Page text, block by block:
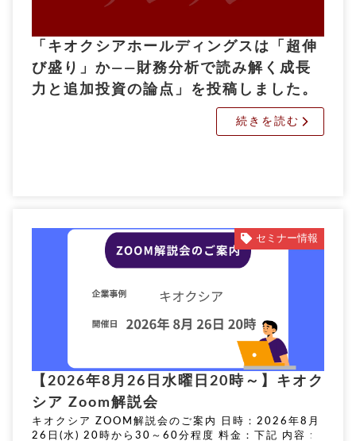
「キオクシアホールディングスは「超伸
び盛り」か――財務分析で読み解く成長
力と追加投資の論点」を投稿しました。
続きを読む
セミナー情報
【2026年8月26日水曜日20時～】キオク
シア Zoom解説会
キオクシア ZOOM解説会のご案内 日時：2026年8月
26日(水) 20時から30～60分程度 料金：下記 内容：